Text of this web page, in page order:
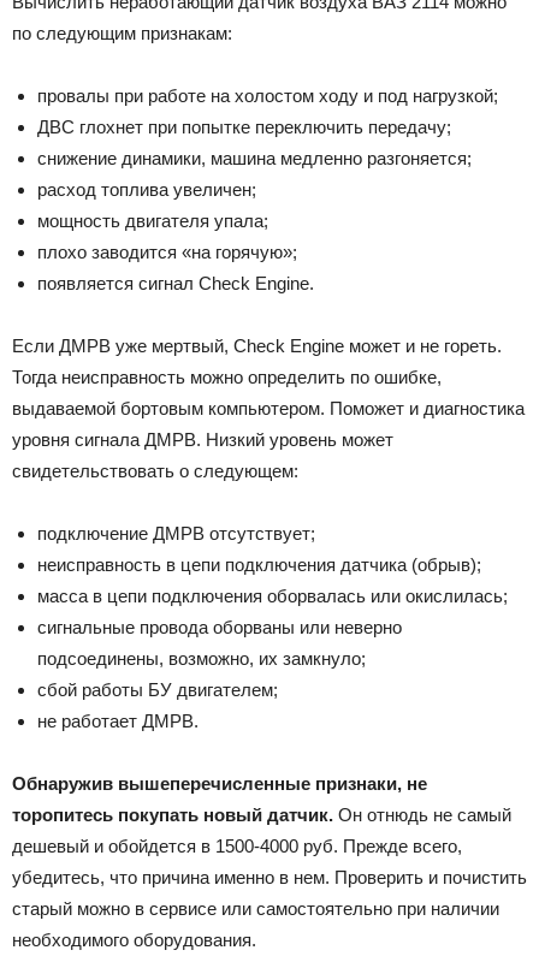
по следующим признакам:
провалы при работе на холостом ходу и под нагрузкой;
ДВС глохнет при попытке переключить передачу;
снижение динамики, машина медленно разгоняется;
расход топлива увеличен;
мощность двигателя упала;
плохо заводится «на горячую»;
появляется сигнал Check Engine.
Если ДМРВ уже мертвый, Check Engine может и не гореть.
Тогда неисправность можно определить по ошибке,
выдаваемой бортовым компьютером. Поможет и диагностика
уровня сигнала ДМРВ. Низкий уровень может
свидетельствовать о следующем:
подключение ДМРВ отсутствует;
неисправность в цепи подключения датчика (обрыв);
масса в цепи подключения оборвалась или окислилась;
сигнальные провода оборваны или неверно
подсоединены, возможно, их замкнуло;
сбой работы БУ двигателем;
не работает ДМРВ.
Обнаружив вышеперечисленные признаки, не
торопитесь покупать новый датчик. Он отнюдь не самый
дешевый и обойдется в 1500-4000 руб. Прежде всего,
убедитесь, что причина именно в нем. Проверить и почистить
старый можно в сервисе или самостоятельно при наличии
необходимого оборудования.